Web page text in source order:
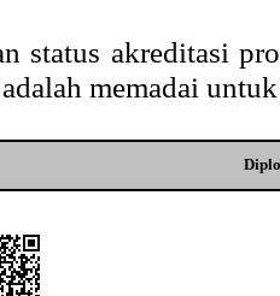
status akreditasi
memadai